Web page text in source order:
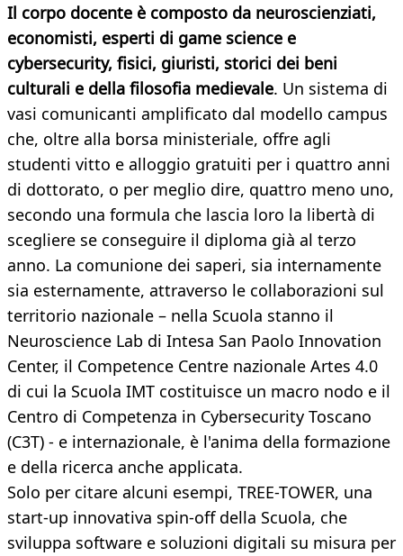
Il corpo docente è composto da neuroscienziati,
economisti, esperti di game science e
cybersecurity, fisici, giuristi, storici dei beni
culturali e della filosofia medievale. Un sistema di
vasi comunicanti amplificato dal modello campus
che, oltre alla borsa ministeriale, offre agli
studenti vitto e alloggio gratuiti per i quattro anni
di dottorato, o per meglio dire, quattro meno uno,
secondo una formula che lascia loro la libertà di
scegliere se conseguire il diploma già al terzo
anno. La comunione dei saperi, sia internamente
sia esternamente, attraverso le collaborazioni sul
territorio nazionale – nella Scuola stanno il
Neuroscience Lab di Intesa San Paolo Innovation
Center, il Competence Centre nazionale Artes 4.0
di cui la Scuola IMT costituisce un macro nodo e il
Centro di Competenza in Cybersecurity Toscano
(C3T) - e internazionale, è l'anima della formazione
e della ricerca anche applicata.
Solo per citare alcuni esempi, TREE-TOWER, una
start-up innovativa spin-off della Scuola, che
sviluppa software e soluzioni digitali su misura per